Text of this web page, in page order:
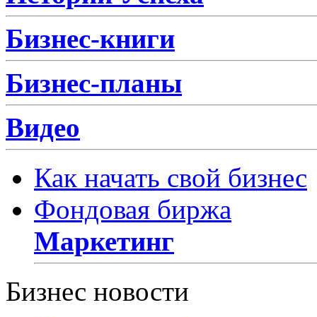
Бизнес-книги
Бизнес-планы
Видео
Как начать свой бизнес
Фондовая биржа
Маркетинг
Бизнес новости